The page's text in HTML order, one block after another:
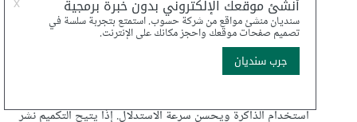
نشر نماذج الذكاء الاصطناعي. يتضمن تقليل دقة القيم العددية في
استخدام الذاكرة ويحسن سرعة الاستدلال. إذًا يتيح التكميم نشر